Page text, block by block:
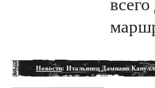
Новости: Итальянец Дамиано